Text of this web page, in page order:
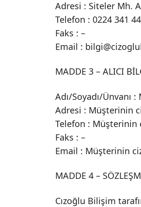
Adresi : Siteler Mh.
Telefon : 0224 341
Faks : –
Email :
MADDE 3 – ALICI
Adı/Soyadı/Ünvanı
Adresi : Müşterinin
Telefon : Müşterinin
Faks : –
Email : Müşterinin
MADDE 4 –
Cızoğlu Bilişim